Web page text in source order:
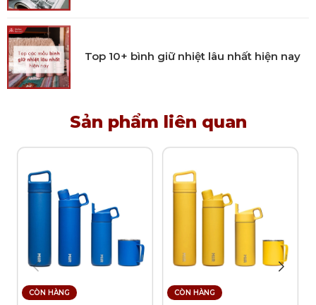
kèm cho phép phục vụ đồng bộ, đẹp mắt cho khách
hoặc người thân. Bộ sản phẩm còn được đặt trong
hộp đựng chống sốc sang trọng, chỉnh chu từ trong
ra ngoài. Đây là lựa chọn lý tưởng cho những ai yêu
thích nghệ thuật thưởng rượu và chú trọng đến
tính thẩm mỹ.
Thích hợp làm quà tặng đối tác, khách hàng
quan trọng, người thân hoặc bạn bè.
Phù hợp trưng bày tại quầy bar, phòng khách,
Top 10+ bình giữ nhiệt lâu nhất hiện nay
Sản phẩm liên quan
CÒN HÀNG CÒN HÀNG